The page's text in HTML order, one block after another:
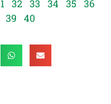
32 33 34 35
36
39 40